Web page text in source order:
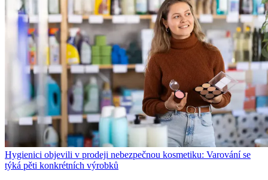
Hygienici objevili v prodeji nebezpečnou kosmetiku: Varování se
týká pěti konkrétních výrobků